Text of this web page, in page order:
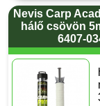
Nevis Carp
hálő csövön
6407-